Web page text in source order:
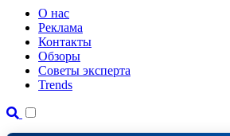
О нас
Реклама
Контакты
Обзоры
Советы эксперта
Trends